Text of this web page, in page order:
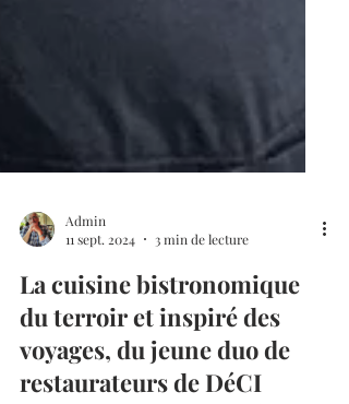
Admin
11 sept. 2024
3 min de lecture
La cuisine bistronomique
du terroir et inspiré des